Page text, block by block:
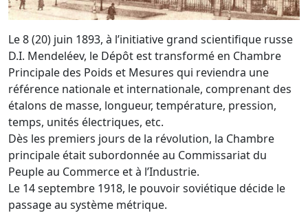
Le 8 (20) juin 1893, à l’initiative grand scientifique russe
D.I. Mendeléev, le Dépôt est transformé en Chambre
Principale des Poids et Mesures qui reviendra une
référence nationale et internationale, comprenant des
étalons de masse, longueur, température, pression,
temps, unités électriques, etc.
Dès les premiers jours de la révolution, la Chambre
principale était subordonnée au Commissariat du
Peuple au Commerce et à l’Industrie.
Le 14 septembre 1918, le pouvoir soviétique décide le
passage au système métrique.